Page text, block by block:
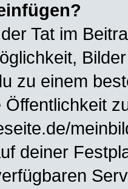
Tat im
zu einem
Öffentlichkeit
deiner